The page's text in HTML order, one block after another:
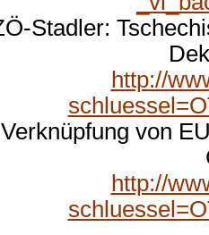
Stadler:
http://
Verknüpfung von
http://